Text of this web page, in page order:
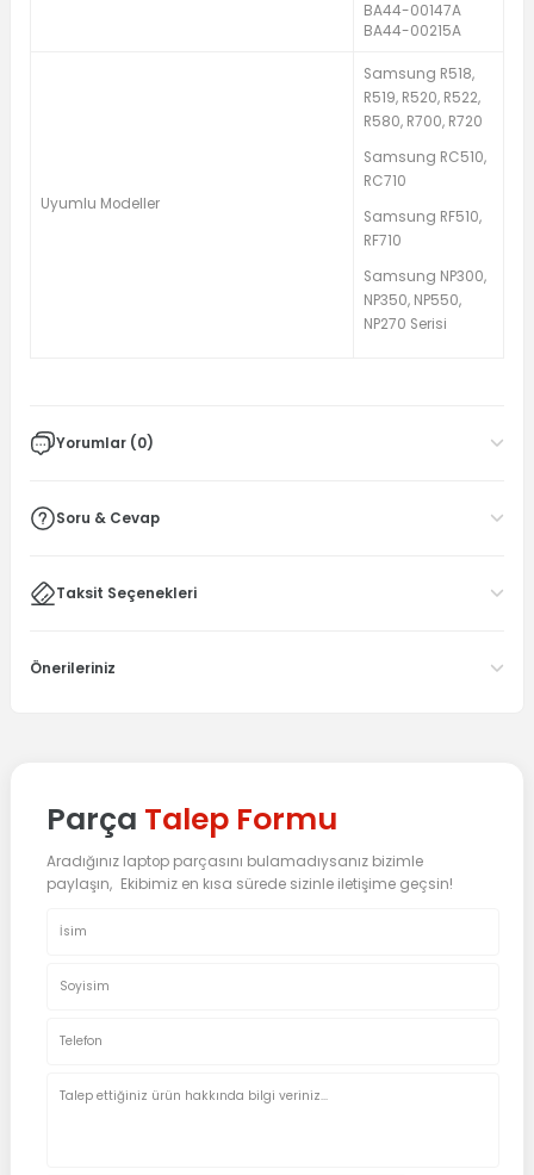
BA44-00147A
BA44-00215A
Uyumlu Modeller
Samsung R518,
R519, R520, R522,
R580, R700, R720
Samsung RC510,
RC710
Samsung RF510,
RF710
Samsung NP300,
NP350, NP550,
NP270 Serisi
Yorumlar (0)
Soru & Cevap
Taksit Seçenekleri
Önerileriniz
Parça Talep Formu
Aradığınız laptop parçasını bulamadıysanız bizimle
paylaşın, Ekibimiz en kısa sürede sizinle iletişime geçsin!